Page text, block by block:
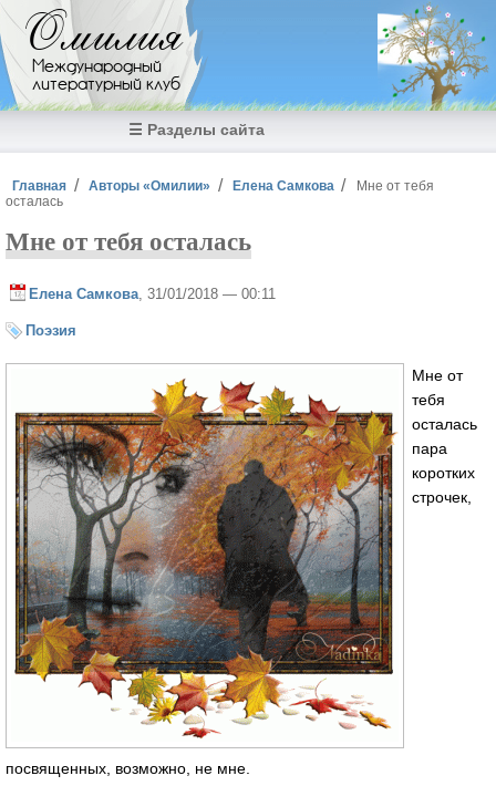
Перейти к основному содержанию
Омилия
Международный
литературный клуб
☰ Разделы сайта
Вы здесь
Главная Авторы «Омилии» Елена Самкова
Мне от тебя
осталась
Мне от тебя осталась
Елена Самкова , 31/01/2018 — 00:11
Поэзия
Мне от
тебя
осталась
пара
коротких
строчек,
посвященных, возможно, не мне.